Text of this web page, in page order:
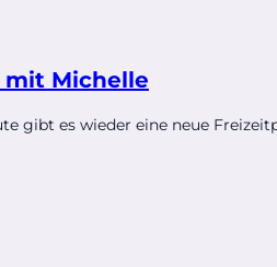
Michelle
gibt es wieder eine neue